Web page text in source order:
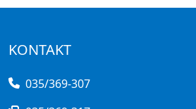
KONTAKT
035/369-307